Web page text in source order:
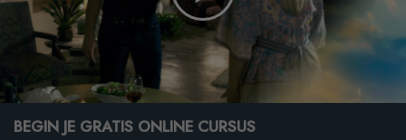
Play
Video
BEGIN JE GRATIS ONLINE CURSUS